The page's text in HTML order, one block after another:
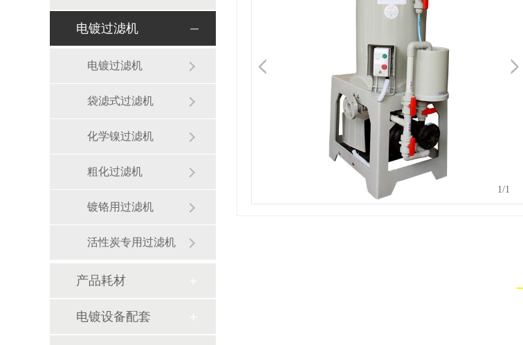
电镀过滤机
电镀过滤机
袋滤式过滤机
化学镍过滤机
粗化过滤机
镀铬用过滤机
活性炭专用过滤机
产品耗材
电镀设备配套
1/1